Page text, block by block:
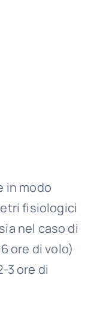
in modo
fisiologici
nel caso di
ore di volo)
3 ore di